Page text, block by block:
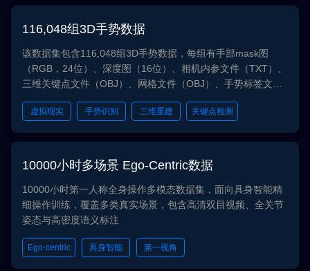
116,048组3D手势数据
该数据集包含116,048组3D手势数据，每组有手部mask图
（RGB，24位）、深度图（16位）、相机内参文件（TXT）、
三维关键点文件（OBJ）、网格文件（OBJ）、手势标签文件
（TXT）、关键点demo图（JPG）、网格demo图（JPG）。
采集环境为室内、右手（无手持物），覆盖第一人称和第三人
称视角，多种手势类型、手指姿态和手部整体旋转姿态，多人
mask图和深度图已对齐。该数据集可用于手势识别、手部三
虚拟现实 手势识别 三维重建 关键点检测
10000小时多场景 Ego-Centric数据
10000小时第一人称全身操作多模态数据集，面向具身智能精
细操作训练，覆盖多类真实场景，包含高清双目视频、全关节
姿态与高密度语义标注
Ego-centric 具身智能 第一视角